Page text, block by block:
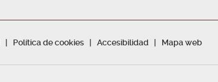
Política de cookies Accesibilidad Mapa web